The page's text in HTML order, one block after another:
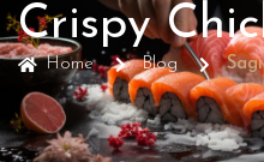
Crispy
Home Blog